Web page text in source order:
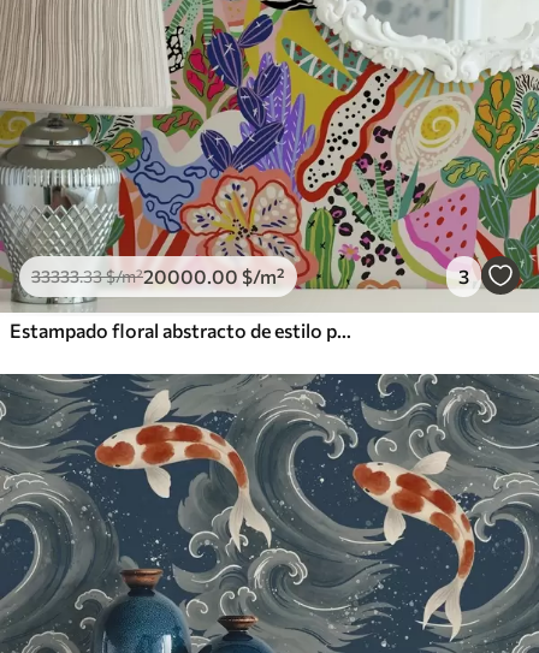
33333.33$/m²20000.00 $/m² 3
Estampado floral abstracto de estilo pop art